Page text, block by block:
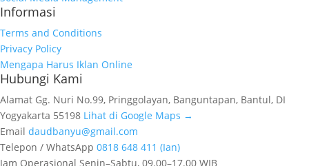
Informasi
Terms and Conditions
Privacy Policy
Mengapa Harus Iklan Online
Hubungi Kami
Alamat Gg. Nuri No.99, Pringgolayan, Banguntapan, Bantul, DI
Yogyakarta 55198 Lihat di Google Maps →
Email daudbanyu@gmail.com
Telepon / WhatsApp 0818 648 411 (Ian)
Jam Operasional Senin–Sabtu, 09.00–17.00 WIB